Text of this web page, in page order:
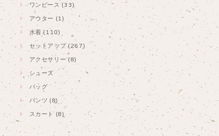
ワンピース (33)
アウター (1)
水着 (110)
セットアップ (267)
アクセサリー (8)
シューズ
バッグ
パンツ (8)
スカート (8)